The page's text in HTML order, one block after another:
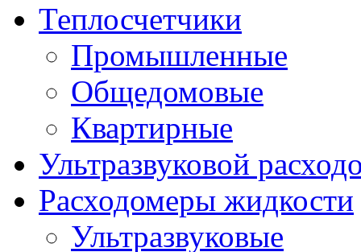
Теплосчетчики
Промышленные
Общедомовые
Квартирные
Ультразвуковой
Расходомеры жидкости
Ультразвуковые